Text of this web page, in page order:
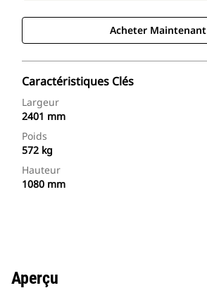
Acheter Maintenant
Caractéristiques Clés
Largeur
2401 mm
Poids
572 kg
Hauteur
1080 mm
Aperçu